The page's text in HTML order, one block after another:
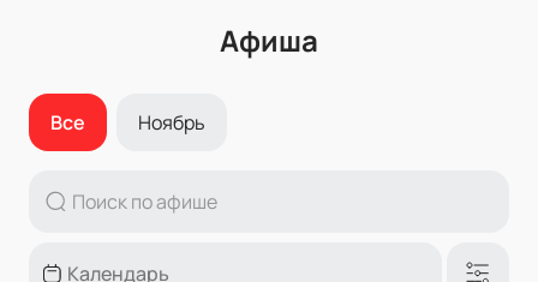
Афиша
Все Ноябрь